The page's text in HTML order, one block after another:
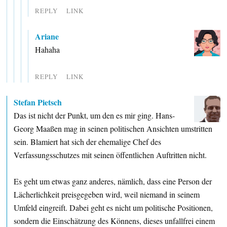
REPLY LINK
Ariane
Hahaha
REPLY LINK
Stefan Pietsch
Das ist nicht der Punkt, um den es mir ging. Hans-
Georg Maaßen mag in seinen politischen Ansichten umstritten
sein. Blamiert hat sich der ehemalige Chef des
Verfassungsschutzes mit seinen öffentlichen Auftritten nicht.
Es geht um etwas ganz anderes, nämlich, dass eine Person der
Lächerlichkeit preisgegeben wird, weil niemand in seinem
Umfeld eingreift. Dabei geht es nicht um politische Positionen,
sondern die Einschätzung des Könnens, dieses unfallfrei einem